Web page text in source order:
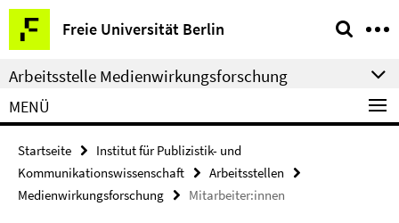
Springe
direkt
zu
Inhalt
Freie Universität Berlin
Service-
Navigation
Arbeitsstelle Medienwirkungsforschung
MENÜ
Startseite
Institut für Publizistik- und
Kommunikationswissenschaft
Arbeitsstellen
Medienwirkungsforschung
Mitarbeiter:innen